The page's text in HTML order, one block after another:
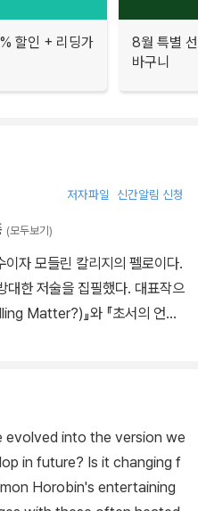
할인 + 리딩가
8월 특별
바구니
저자파일 신간알림 신청
(모두보기)
자 모들린 칼리지의 펠로이다.
대한 저술을 집필했다. 대표작으
Matter?)』와 『초서의 언어
evolved into the version we
in future? Is it changing f
Horobin's entertaining